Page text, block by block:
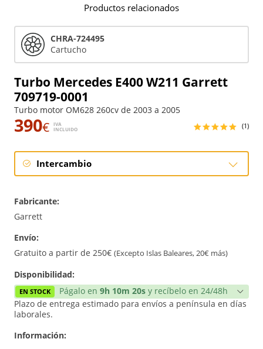
Turbo Mercedes E400 W211 Garrett
709719-0001
Turbo motor OM628 260cv de 2003 a 2005
390€
IVA
INCLUIDO
(1)
Intercambio
Reconstrucción
Fabricante:
Garrett
Envío:
Gratuito a partir de 250€ (Excepto Islas Baleares, 20€ más)
Disponibilidad:
EN STOCK Págalo en 9h 10m 20s y recíbelo en 24/48h
Plazo de entrega estimado para envíos a península en días
laborales.
Información:
Productos relacionados
CHRA-724495
Cartucho